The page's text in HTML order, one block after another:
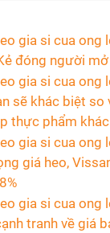
đóng người mở
sẽ khác biệt so
thực phẩm khác
giá heo,
tranh về giá